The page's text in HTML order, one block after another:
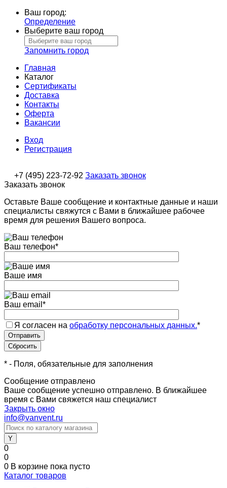
Ваш город:
Определение
Выберите ваш город
Запомнить город
Главная
Каталог
Сертификаты
Доставка
Контакты
Оферта
Вакансии
Вход
Регистрация
+7 (495) 223-72-92 Заказать звонок
Заказать звонок
Оставьте Ваше сообщение и контактные данные и наши
специалисты свяжутся с Вами в ближайшее рабочее
время для решения Вашего вопроса.
Ваш телефон*
Ваше имя
Ваш email *
Я согласен на обработку персональных данных.*
* - Поля, обязательные для заполнения
Сообщение отправлено
Ваше сообщение успешно отправлено. В ближайшее
время с Вами свяжется наш специалист
Закрыть окно
info@vanvent.ru
0
0
0 В корзине пока пусто
Каталог товаров